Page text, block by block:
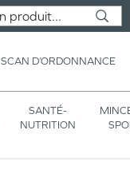
SCAN D’ORDONNANCE
SANTÉ-
NUTRITION